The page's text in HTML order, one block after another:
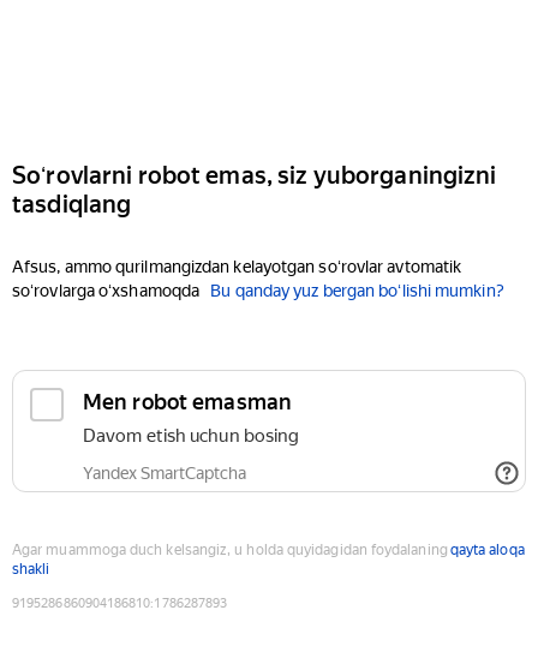
Soʻrovlarni robot emas, siz yuborganingizni
tasdiqlang
Afsus, ammo qurilmangizdan kelayotgan soʻrovlar avtomatik
soʻrovlarga oʻxshamoqda
Bu qanday yuz bergan boʻlishi mumkin?
Men robot emasman
Davom etish uchun bosing
Yandex SmartCaptcha
Agar muammoga duch kelsangiz, u holda quyidagidan foydalaning qayta aloqa
shakli
9195286860904186810:1786287893